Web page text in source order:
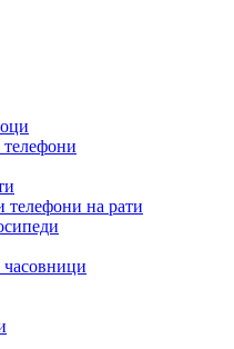
телефони на рати